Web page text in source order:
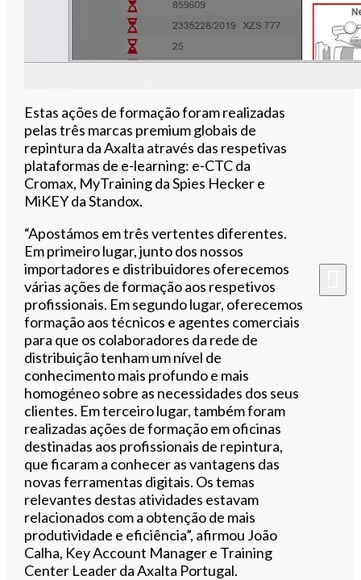
Estas ações de formação foram realizadas
pelas três marcas premium globais de
repintura da Axalta através das respetivas
plataformas de e-learning: e-CTC da
Cromax, MyTraining da Spies Hecker e
MiKEY da Standox.
“Apostámos em três vertentes diferentes.
Em primeiro lugar, junto dos nossos
importadores e distribuidores oferecemos
várias ações de formação aos respetivos
profissionais. Em segundo lugar, oferecemos
formação aos técnicos e agentes comerciais
para que os colaboradores da rede de
distribuição tenham um nível de
conhecimento mais profundo e mais
homogéneo sobre as necessidades dos seus
clientes. Em terceiro lugar, também foram
realizadas ações de formação em oficinas
destinadas aos profissionais de repintura,
que ficaram a conhecer as vantagens das
novas ferramentas digitais. Os temas
relevantes destas atividades estavam
relacionados com a obtenção de mais
produtividade e eficiência”, afirmou João
Calha, Key Account Manager e Training
Center Leader da Axalta Portugal.